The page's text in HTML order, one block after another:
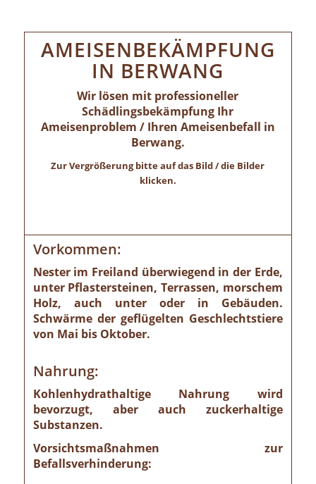
AMEISENBEKÄMPFUNG
IN BERWANG
Wir lösen mit professioneller
Schädlingsbekämpfung Ihr
Ameisenproblem / Ihren Ameisenbefall in
Berwang.
Zur Vergrößerung bitte auf das Bild / die Bilder
klicken.
Vorkommen:
Nester im Freiland überwiegend in der Erde,
unter Pflastersteinen, Terrassen, morschem
Holz, auch unter oder in Gebäuden.
Schwärme der geflügelten Geschlechtstiere
von Mai bis Oktober.
Nahrung:
Kohlenhydrathaltige Nahrung wird
bevorzugt, aber auch zuckerhaltige
Substanzen.
Vorsichtsmaßnahmen zur
Befallsverhinderung: